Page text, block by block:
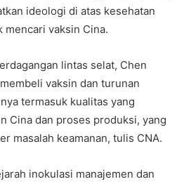
ideologi di atas kesehatan
mencari vaksin Cina.
lintas selat, Chen
vaksin dan turunan
termasuk kualitas yang
Cina dan proses produksi, yang
masalah keamanan, tulis CNA.
inokulasi manajemen dan